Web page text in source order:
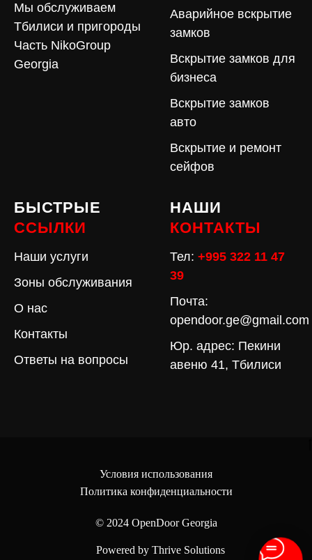
Мы обслуживаем
Тбилиси и пригороды
Часть NikoGroup
Georgia
Аварийное вскрытие
замков
Вскрытие замков для
бизнеса
Вскрытие замков
авто
Вскрытие и ремонт
сейфов
БЫСТРЫЕ
ССЫЛКИ
Наши услуги
Зоны обслуживания
О нас
Контакты
Ответы на вопросы
НАШИ
КОНТАКТЫ
Тел: +995 322 11 47
39
Почта:
opendoor.ge@gmail.com
Юр. адрес: Пекини
авеню 41, Тбилиси
Условия использования
Политика конфиденциальности
© 2024 OpenDoor Georgia
Powered by Thrive Solutions